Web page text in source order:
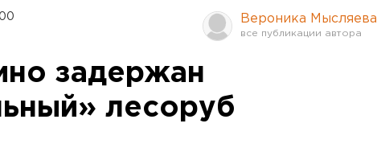
Вероника Мысляева
задержан
лесоруб